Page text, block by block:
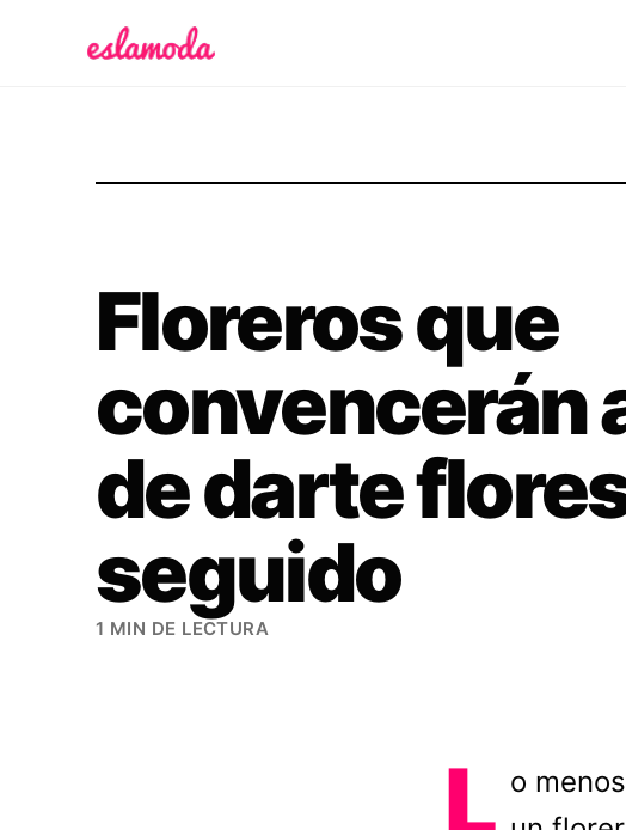
Floreros que
convencerán
de darte
seguido
1 MIN DE LECTURA
L o